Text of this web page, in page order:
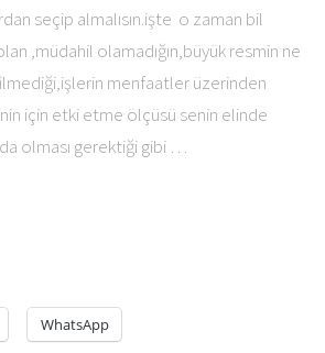
seçip almalısın.işte o zaman bil
,müdahil olamadığın,büyük resmin ne
menfaatler üzerinden
için etki etme ölçüsü senin elinde
olması gerektiği gibi …
WhatsApp